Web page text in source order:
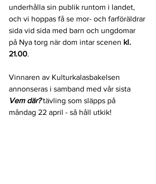
underhålla sin publik runtom i landet,
och vi hoppas få se mor- och farföräldrar
sida vid sida med barn och ungdomar
på Nya torg när dom intar scenen kl.
21.00.
Vinnaren av Kulturkalasbakelsen
annonseras i samband med vår sista
Vem där? tävling som släpps på
måndag 22 april - så håll utkik!